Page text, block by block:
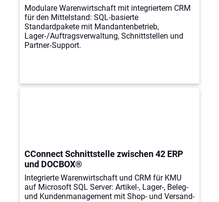
Modulare Warenwirtschaft mit integriertem CRM
für den Mittelstand: SQL‑basierte
Standardpakete mit Mandantenbetrieb,
Lager‑/Auftragsverwaltung, Schnittstellen und
Partner‑Support.
CConnect Schnittstelle zwischen 42 ERP
und DOCBOX®
Integrierte Warenwirtschaft und CRM für KMU
auf Microsoft SQL Server: Artikel-, Lager-, Beleg-
und Kundenmanagement mit Shop- und Versand-